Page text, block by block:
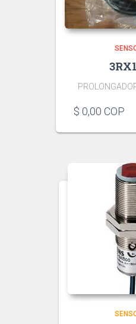
$ 0,00 COP